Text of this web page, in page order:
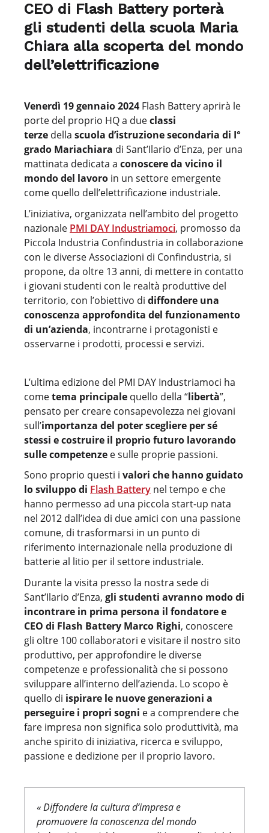
CEO di Flash Battery porterà
gli studenti della scuola Maria
Chiara alla scoperta del mondo
dell’elettrificazione
Venerdì 19 gennaio 2024 Flash Battery aprirà le
porte del proprio HQ a dueclassi
terze della scuola d’istruzione secondaria di I°
grado Mariachiara di Sant’Ilario d’Enza, per una
mattinata dedicata a conoscere da vicino il
mondo del lavoro in un settore emergente
come quello dell’elettrificazione industriale.
L’iniziativa, organizzata nell’ambito del progetto
nazionale PMI DAY Industriamoci, promosso da
Piccola Industria Confindustria in collaborazione
con le diverse Associazioni di Confindustria, si
propone, da oltre 13 anni, di mettere in contatto
i giovani studenti con le realtà produttive del
territorio, con l’obiettivo di diffondere una
conoscenza approfondita del funzionamento
di un’azienda, incontrarne i protagonisti e
osservarne i prodotti, processi e servizi.
L’ultima edizione del PMI DAY Industriamoci ha
cometema principale quello della “libertà”,
pensato per creare consapevolezza nei giovani
sull’importanza del poter scegliere per sé
stessi e costruire il proprio futuro lavorando
sulle competenze e sulle proprie passioni.
Sono proprio questi i valori che hanno guidato
lo sviluppo di Flash Battery nel tempo e che
hanno permesso ad una piccola start-up nata
nel 2012 dall’idea di due amici con una passione
comune, di trasformarsi in un punto di
riferimento internazionale nella produzione di
batterie al litio per il settore industriale.
Durante la visita presso la nostra sede di
Sant’Ilario d’Enza, gli studenti avranno modo di
incontrare in prima persona il fondatore e
CEO di Flash Battery Marco Righi, conoscere
gli oltre 100 collaboratori e visitare il nostro sito
produttivo, per approfondire le diverse
competenze e professionalità che si possono
sviluppare all’interno dell’azienda. Lo scopo è
quello di ispirare le nuove generazioni a
perseguire i propri sogni e a comprendere che
fare impresa non significa solo produttività, ma
anche spirito di iniziativa, ricerca e sviluppo,
passione e dedizione per il proprio lavoro.
« Diffondere la cultura d’impresa e
promuovere la conoscenza del mondo